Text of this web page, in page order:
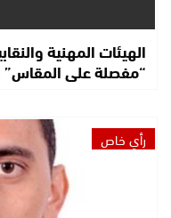
الهيئات المهنية
“مفصلة على
رأي خاص